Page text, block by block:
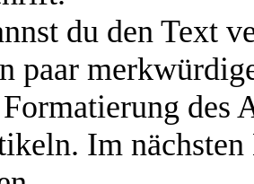
du den Text
paar
des
Im